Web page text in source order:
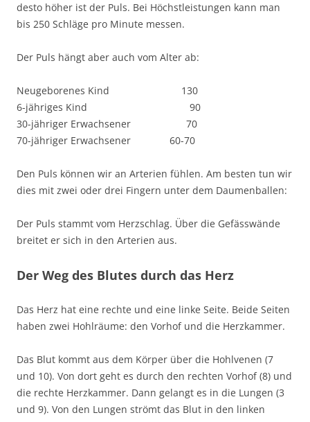
desto höher ist der Puls. Bei Höchstleistungen kann man
bis 250 Schläge pro Minute messen.
Der Puls hängt aber auch vom Alter ab:
Neugeborenes Kind 130
6-jähriges Kind 90
30-jähriger Erwachsener 70
70-jähriger Erwachsener 60-70
Den Puls können wir an Arterien fühlen. Am besten tun wir
dies mit zwei oder drei Fingern unter dem Daumenballen:
Der Puls stammt vom Herzschlag. Über die Gefässwände
breitet er sich in den Arterien aus.
Der Weg des Blutes durch das Herz
Das Herz hat eine rechte und eine linke Seite. Beide Seiten
haben zwei Hohlräume: den Vorhof und die Herzkammer.
Das Blut kommt aus dem Körper über die Hohlvenen (7
und 10). Von dort geht es durch den rechten Vorhof (8) und
die rechte Herzkammer. Dann gelangt es in die Lungen (3
und 9). Von den Lungen strömt das Blut in den linken